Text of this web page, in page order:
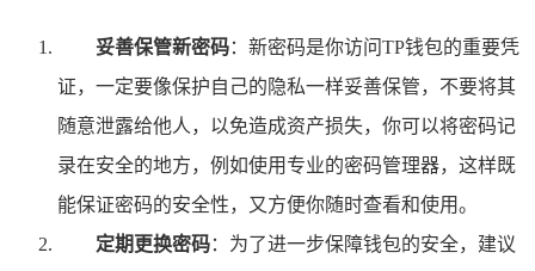
妥善保管新密码：新密码是你访问TP钱包的重要凭
证，一定要像保护自己的隐私一样妥善保管，不要将其
随意泄露给他人，以免造成资产损失，你可以将密码记
录在安全的地方，例如使用专业的密码管理器，这样既
能保证密码的安全性，又方便你随时查看和使用。
定期更换密码：为了进一步保障钱包的安全，建议